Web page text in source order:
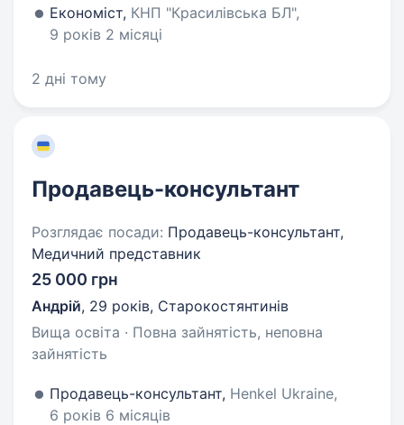
Економіст, КНП "Красилівська БЛ",
9 років 2 місяці
2 дні тому
Продавець-консультант
Розглядає посади: Продавець-консультант,
Медичний представник
25 000 грн
Андрій, 29 років, Старокостянтинів
Вища освіта · Повна зайнятість, неповна
зайнятість
Продавець-консультант, Henkel Ukraine,
6 років 6 місяців